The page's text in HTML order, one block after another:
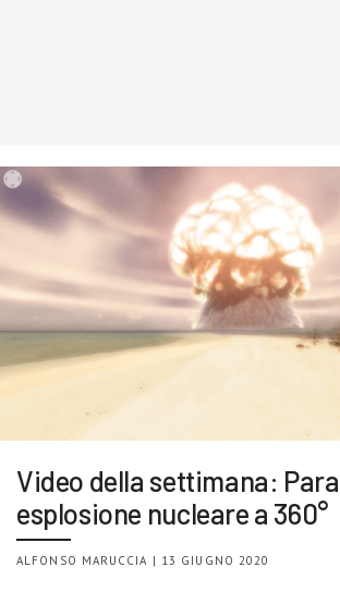
Video della settimana:
esplosione nucleare a 360°
ALFONSO MARUCCIA | 13 GIUGNO 2020